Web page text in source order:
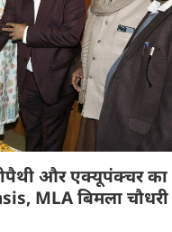
और एक्यूपंक्चर का
MLA बिमला